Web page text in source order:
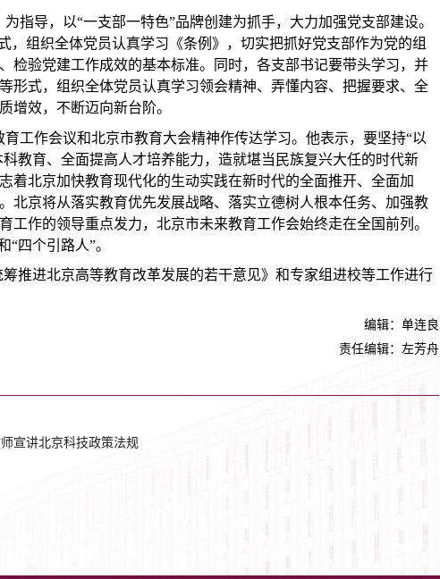
指导，以“一支部一特色”品牌创建为抓手，大力加强党支部建设。
，组织全体党员认真学习《条例》，切实把抓好党支部作为党的组
检验党建工作成效的基本标准。同时，各支部书记要带头学习，并
形式，组织全体党员认真学习领会精神、弄懂内容、把握要求、全
增效，不断迈向新台阶。
工作会议和北京市教育大会精神作传达学习。他表示，要坚持“以
教育、全面提高人才培养能力，造就堪当民族复兴大任的时代新
着北京加快教育现代化的生动实践在新时代的全面推开、全面加
北京将从落实教育优先发展战略、落实立德树人根本任务、加强教
工作的领导重点发力，北京市未来教育工作会始终走在全国前列。
四个引路人”。
推进北京高等教育改革发展的若干意见》和专家组进校等工作进行
编辑：单连良
责任编辑：左芳舟
宣讲北京科技政策法规